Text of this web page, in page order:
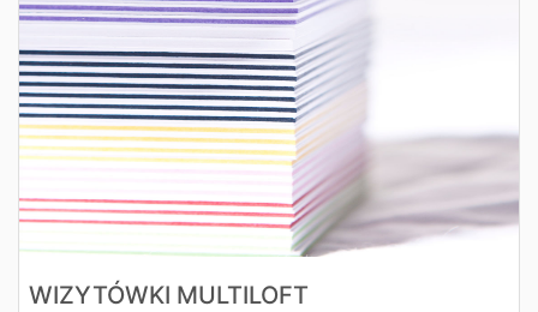
WIZYTÓWKI MULTILOFT